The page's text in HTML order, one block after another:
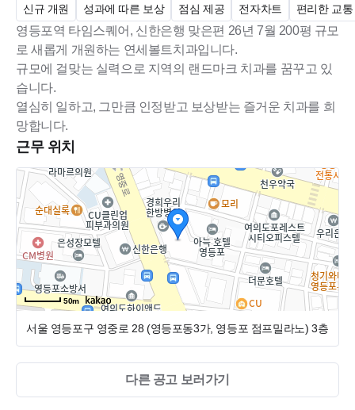
신규 개원 성과에 따른 보상 점심 제공 전자차트 편리한 교통
영등포역 타임스퀘어, 신한은행 맞은편 26년 7월 200평 규모
로 새롭게 개원하는 연세볼트치과입니다.
규모에 걸맞는 실력으로 지역의 랜드마크 치과를 꿈꾸고 있
습니다.
열심히 일하고, 그만큼 인정받고 보상받는 즐거운 치과를 희
망합니다.
근무 위치
50m
서울 영등포구 영중로 28 (영등포동3가, 영등포 점프밀라노) 3층
다른 공고 보러가기